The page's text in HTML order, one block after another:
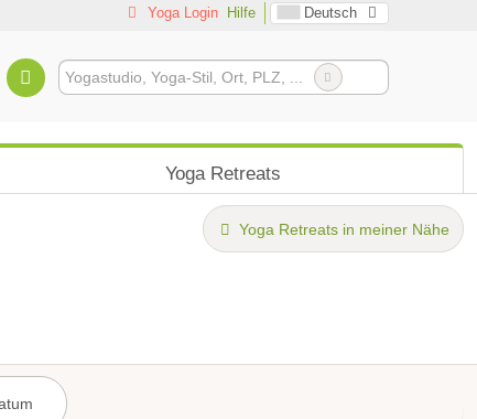
Yoga Login Hilfe Deutsch
Yoga Retreats
Yoga Retreats in meiner Nähe